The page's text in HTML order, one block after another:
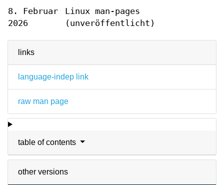
links
language-indep link
raw man page
table of contents
other versions
8. Februar
2026
Linux man-pages
(unveröffentlicht)